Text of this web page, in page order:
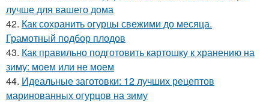
лучше для вашего дома
42. Как сохранить огурцы свежими до месяца.
Грамотный подбор плодов
43. Как правильно подготовить картошку к хранению на
зиму: моем или не моем
44. Идеальные заготовки: 12 лучших рецептов
маринованных огурцов на зиму